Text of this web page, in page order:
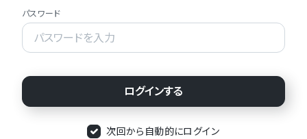
パスワード
次回から自動的にログイン